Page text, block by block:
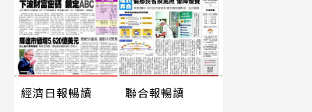
經濟日報暢讀 聯合報暢讀